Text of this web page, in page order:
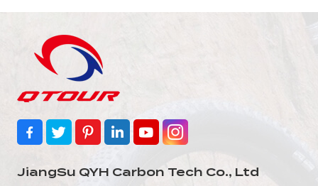
JiangSu QYH Carbon Tech Co., Ltd